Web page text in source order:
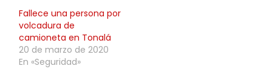
Fallece una persona por
volcadura de
camioneta en Tonalá
20 de marzo de 2020
En «Seguridad»